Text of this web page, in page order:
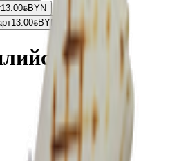
13.00BYNBYN
13.00BYNBYN